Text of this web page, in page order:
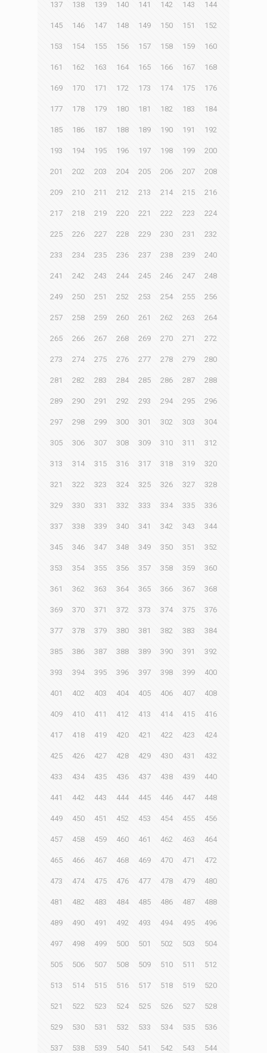
137 138 139 140 141 142 143 144
145 146 147 148 149 150 151 152
153 154 155 156 157 158 159 160
161 162 163 164 165 166 167 168
169 170 171 172 173 174 175 176
177 178 179 180 181 182 183 184
185 186 187 188 189 190 191 192
193 194 195 196 197 198 199 200
201 202 203 204 205 206 207 208
209 210 211 212 213 214 215 216
217 218 219 220 221 222 223 224
225 226 227 228 229 230 231 232
233 234 235 236 237 238 239 240
241 242 243 244 245 246 247 248
249 250 251 252 253 254 255 256
257 258 259 260 261 262 263 264
265 266 267 268 269 270 271 272
273 274 275 276 277 278 279 280
281 282 283 284 285 286 287 288
289 290 291 292 293 294 295 296
297 298 299 300 301 302 303 304
305 306 307 308 309 310 311 312
313 314 315 316 317 318 319 320
321 322 323 324 325 326 327 328
329 330 331 332 333 334 335 336
337 338 339 340 341 342 343 344
345 346 347 348 349 350 351 352
353 354 355 356 357 358 359 360
361 362 363 364 365 366 367 368
369 370 371 372 373 374 375 376
377 378 379 380 381 382 383 384
385 386 387 388 389 390 391 392
393 394 395 396 397 398 399 400
401 402 403 404 405 406 407 408
409 410 411 412 413 414 415 416
417 418 419 420 421 422 423 424
425 426 427 428 429 430 431 432
433 434 435 436 437 438 439 440
441 442 443 444 445 446 447 448
449 450 451 452 453 454 455 456
457 458 459 460 461 462 463 464
465 466 467 468 469 470 471 472
473 474 475 476 477 478 479 480
481 482 483 484 485 486 487 488
489 490 491 492 493 494 495 496
497 498 499 500 501 502 503 504
505 506 507 508 509 510 511 512
513 514 515 516 517 518 519 520
521 522 523 524 525 526 527 528
529 530 531 532 533 534 535 536
537 538 539 540 541 542 543 544